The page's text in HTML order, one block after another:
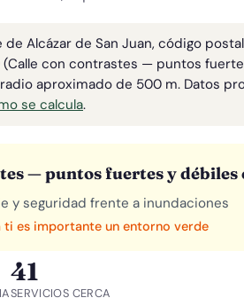
de Alcázar de San Juan, código
con contrastes — puntos
aproximado de 500 m. Datos
se calcula.
— puntos fuertes y débiles
y seguridad frente a inundaciones
es importante un entorno verde
41
SERVICIOS CERCA